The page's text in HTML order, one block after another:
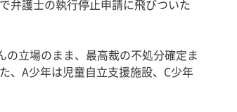
弁護士の執行停止申請に飛びついた
立場のまま、最高裁の不処分確定ま
、A少年は児童自立支援施設、C少年